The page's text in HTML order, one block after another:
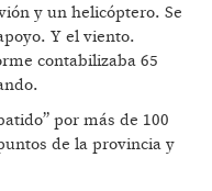
y un helicóptero. Se
Y el viento.
contabilizaba 65
por más de 100
de la provincia y